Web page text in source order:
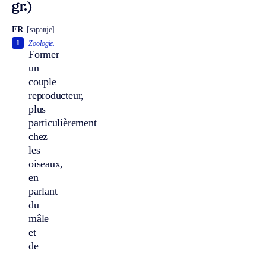
gr.)
FR [sapaʀje]
Zoologie.
Former
un
couple
reproducteur,
plus
particulièrement
chez
les
oiseaux,
en
parlant
du
mâle
et
de
1